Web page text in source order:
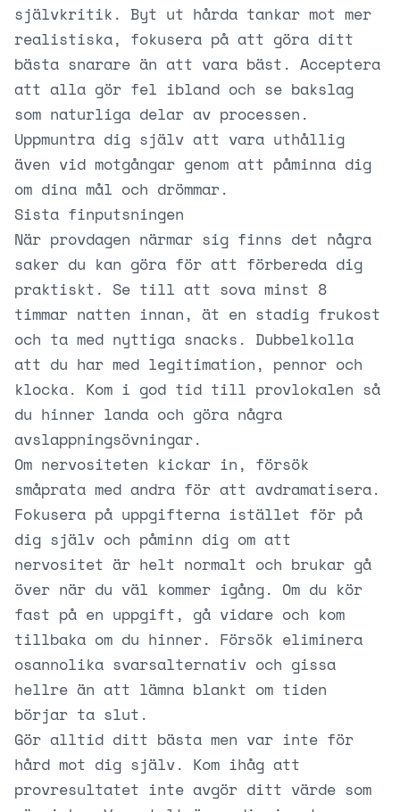
självkritik. Byt ut hårda tankar mot mer
realistiska, fokusera på att göra ditt
bästa snarare än att vara bäst. Acceptera
att alla gör fel ibland och se bakslag
som naturliga delar av processen.
Uppmuntra dig själv att vara uthållig
även vid motgångar genom att påminna dig
om dina mål och drömmar.
Sista finputsningen
När provdagen närmar sig finns det några
saker du kan göra för att förbereda dig
praktiskt. Se till att sova minst 8
timmar natten innan, ät en stadig frukost
och ta med nyttiga snacks. Dubbelkolla
att du har med legitimation, pennor och
klocka. Kom i god tid till provlokalen så
du hinner landa och göra några
avslappningsövningar.
Om nervositeten kickar in, försök
småprata med andra för att avdramatisera.
Fokusera på uppgifterna istället för på
dig själv och påminn dig om att
nervositet är helt normalt och brukar gå
över när du väl kommer igång. Om du kör
fast på en uppgift, gå vidare och kom
tillbaka om du hinner. Försök eliminera
osannolika svarsalternativ och gissa
hellre än att lämna blankt om tiden
börjar ta slut.
Gör alltid ditt bästa men var inte för
hård mot dig själv. Kom ihåg att
provresultatet inte avgör ditt värde som